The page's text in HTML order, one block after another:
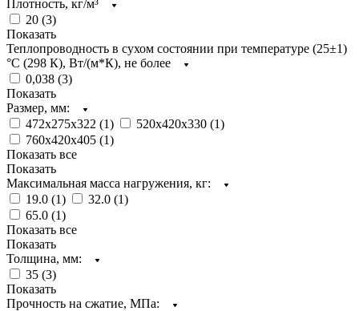
Плотность, кг/м³
20 (3)
Показать
Теплопроводность в сухом состоянии при температуре (25±1)
°С (298 К), Вт/(м*К), не более
0,038 (3)
Показать
Размер, мм:
472х275х322 (1) 520х420х330 (1)
760х420х405 (1)
Показать все
Показать
Максимальная масса нагружения, кг:
19.0 (1) 32.0 (1)
65.0 (1)
Показать все
Показать
Толщина, мм:
35 (3)
Показать
Прочность на сжатие, МПа: